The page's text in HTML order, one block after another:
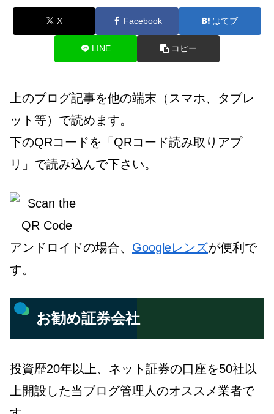
X Facebook はてブ
LINE コピー
上のブログ記事を他の端末（スマホ、タブレ
ット等）で読めます。
下のQRコードを「QRコード読み取りアプ
リ」で読み込んで下さい。
アンドロイドの場合、 Googleレンズが便利で
す。
お勧め証券会社
投資歴20年以上、ネット証券の口座を50社以
上開設した当ブログ管理人のオススメ業者で